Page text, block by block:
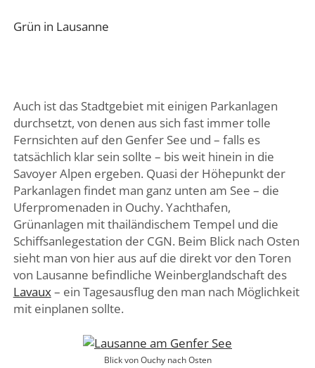
Grün in Lausanne
Auch ist das Stadtgebiet mit einigen Parkanlagen
durchsetzt, von denen aus sich fast immer tolle
Fernsichten auf den Genfer See und – falls es
tatsächlich klar sein sollte – bis weit hinein in die
Savoyer Alpen ergeben. Quasi der Höhepunkt der
Parkanlagen findet man ganz unten am See – die
Uferpromenaden in Ouchy. Yachthafen,
Grünanlagen mit thailändischem Tempel und die
Schiffsanlegestation der CGN. Beim Blick nach Osten
sieht man von hier aus auf die direkt vor den Toren
von Lausanne befindliche Weinberglandschaft des
Lavaux– ein Tagesausflug den man nach Möglichkeit
mit einplanen sollte.
Blick von Ouchy nach Osten